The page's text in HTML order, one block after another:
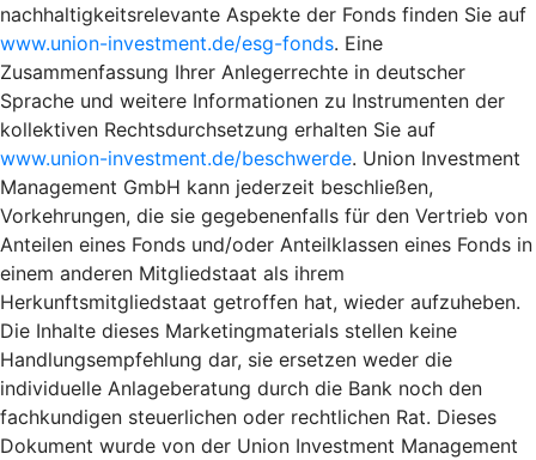
nachhaltigkeitsrelevante Aspekte der Fonds finden Sie auf
www.union-investment.de/esg-fonds. Eine
Zusammenfassung Ihrer Anlegerrechte in deutscher
Sprache und weitere Informationen zu Instrumenten der
kollektiven Rechtsdurchsetzung erhalten Sie auf
www.union-investment.de/beschwerde. Union Investment
Management GmbH kann jederzeit beschließen,
Vorkehrungen, die sie gegebenenfalls für den Vertrieb von
Anteilen eines Fonds und/oder Anteilklassen eines Fonds in
einem anderen Mitgliedstaat als ihrem
Herkunftsmitgliedstaat getroffen hat, wieder aufzuheben.
Die Inhalte dieses Marketingmaterials stellen keine
Handlungsempfehlung dar, sie ersetzen weder die
individuelle Anlageberatung durch die Bank noch den
fachkundigen steuerlichen oder rechtlichen Rat. Dieses
Dokument wurde von der Union Investment Management